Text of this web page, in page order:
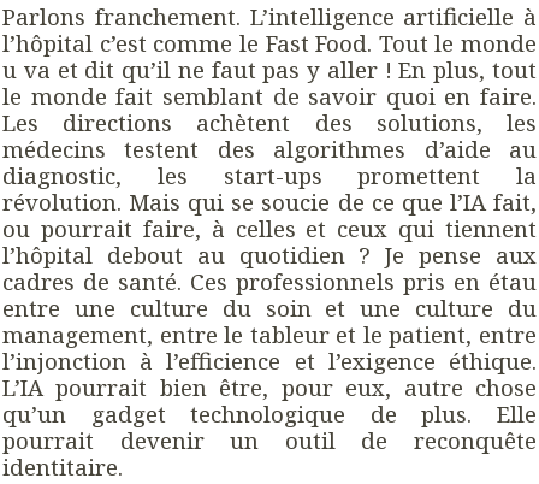
Parlons franchement. L’intelligence artificielle à
l’hôpital c’est comme le Fast Food. Tout le monde
u va et dit qu’il ne faut pas y aller ! En plus, tout
le monde fait semblant de savoir quoi en faire.
Les directions achètent des solutions, les
médecins testent des algorithmes d’aide au
diagnostic, les start-ups promettent la
révolution. Mais qui se soucie de ce que l’IA fait,
ou pourrait faire, à celles et ceux qui tiennent
l’hôpital debout au quotidien ? Je pense aux
cadres de santé. Ces professionnels pris en étau
entre une culture du soin et une culture du
management, entre le tableur et le patient, entre
l’injonction à l’efficience et l’exigence éthique.
L’IA pourrait bien être, pour eux, autre chose
qu’un gadget technologique de plus. Elle
pourrait devenir un outil de reconquête
identitaire.